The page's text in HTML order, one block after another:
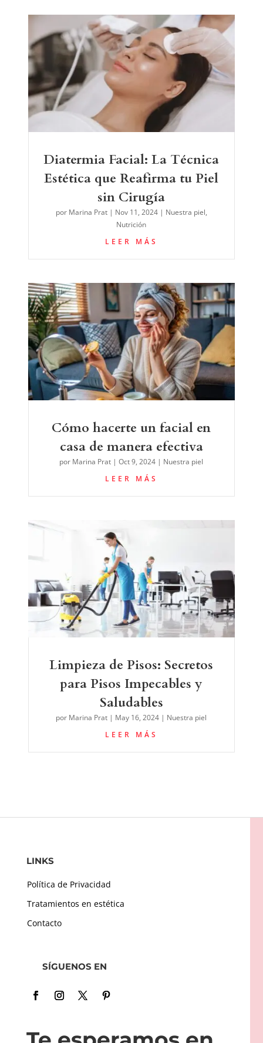
Diatermia Facial: La Técnica
Estética que Reafirma tu Piel
sin Cirugía
por Marina Prat| Nov 11, 2024| Nuestra piel,
Nutrición
LEER MÁS
Cómo hacerte un facial en
casa de manera efectiva
por Marina Prat |Oct 9, 2024 | Nuestra piel
LEER MÁS
Limpieza de Pisos: Secretos
para Pisos Impecables y
Saludables
por Marina Prat | May 16, 2024 | Nuestra piel
LEER MÁS
LINKS
Política de Privacidad
Tratamientos en estética
Contacto
SÍGUENOS EN